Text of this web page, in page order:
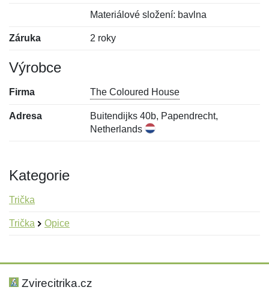
Materiálové složení: bavlna
Záruka 2 roky
Výrobce
Firma The Coloured House
Adresa
Buitendijks 40b, Papendrecht,
Netherlands
Kategorie
Trička
Trička Opice
Hodnocení:
Jméno:
Zvirecitrika.cz